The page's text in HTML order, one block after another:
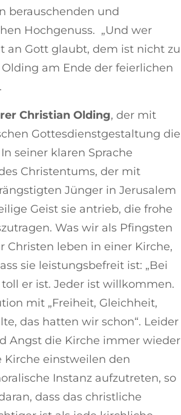
berauschenden und
Hochgenuss. „Und wer
an Gott glaubt, dem ist nicht zu
am Ende der feierlichen
Christian Olding, der mit
Gottesdienstgestaltung die
seiner klaren Sprache
Christentums, der mit
Jünger in Jerusalem
Geist sie antrieb, die frohe
Was wir als Pfingsten
Christen leben in einer Kirche,
sie leistungsbefreit ist: „Bei
er ist. Jeder ist willkommen.
mit „Freiheit, Gleichheit,
das hatten wir schon“. Leider
Angst die Kirche immer wieder
einstweilen den
Instanz aufzutreten, so
dass das christliche